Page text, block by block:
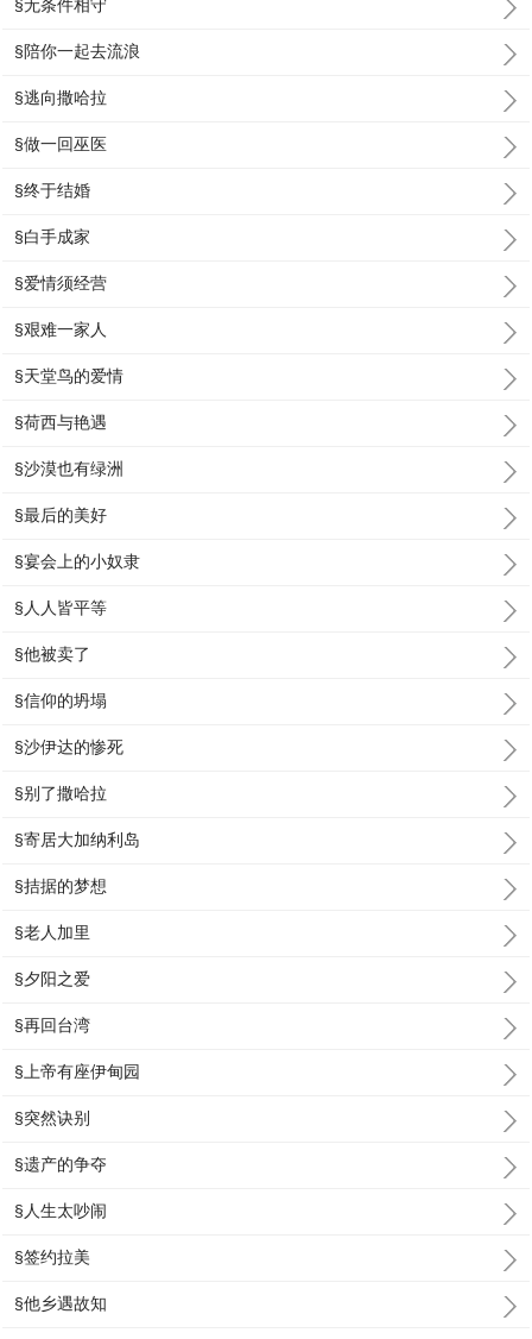
§无条件相守
§陪你一起去流浪
§逃向撒哈拉
§做一回巫医
§终于结婚
§白手成家
§爱情须经营
§艰难一家人
§天堂鸟的爱情
§荷西与艳遇
§沙漠也有绿洲
§最后的美好
§宴会上的小奴隶
§人人皆平等
§他被卖了
§信仰的坍塌
§沙伊达的惨死
§别了撒哈拉
§寄居大加纳利岛
§拮据的梦想
§老人加里
§夕阳之爱
§再回台湾
§上帝有座伊甸园
§突然诀别
§遗产的争夺
§人生太吵闹
§签约拉美
§他乡遇故知